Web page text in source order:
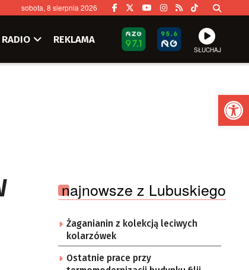
sobota, 8 sierpnia 2026
RADIO REKLAMA
SŁUCHAJ
najnowsze z Lubuskiego
Żaganianin z kolekcją leciwych
kolarzówek
Ostatnie prace przy